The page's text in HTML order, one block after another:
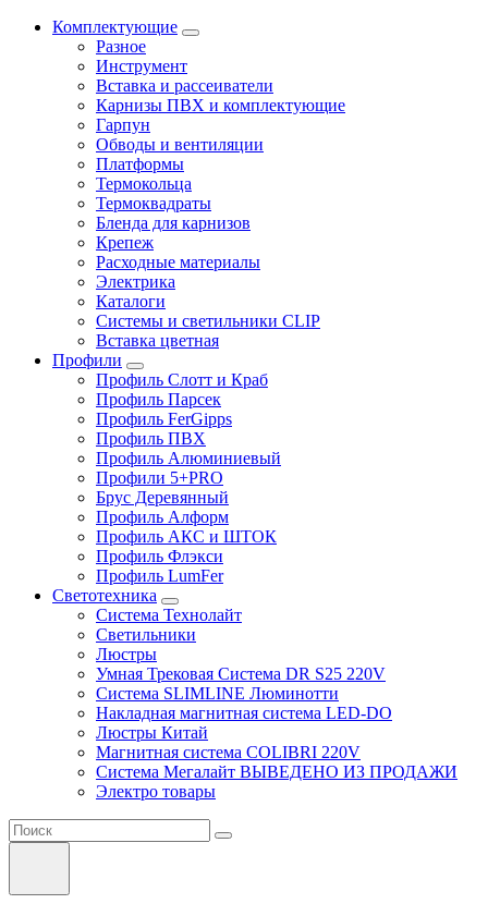
Комплектующие
Разное
Инструмент
Вставка и рассеиватели
Карнизы ПВХ и комплектующие
Гарпун
Обводы и вентиляции
Платформы
Термокольца
Термоквадраты
Бленда для карнизов
Крепеж
Расходные материалы
Электрика
Каталоги
Системы и светильники CLIP
Вставка цветная
Профили
Профиль Слотт и Краб
Профиль Парсек
Профиль FerGipps
Профиль ПВХ
Профиль Алюминиевый
Профили 5+PRO
Брус Деревянный
Профиль Алформ
Профиль АКС и ШТОК
Профиль Флэкси
Профиль LumFer
Светотехника
Система Технолайт
Светильники
Люстры
Умная Трековая Система DR S25 220V
Система SLIMLINE Люминотти
Накладная магнитная система LED-DO
Люстры Китай
Магнитная система COLIBRI 220V
Система Мегалайт ВЫВЕДЕНО ИЗ ПРОДАЖИ
Электро товары